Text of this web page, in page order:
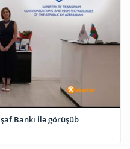
Bankı ilə görüşüb